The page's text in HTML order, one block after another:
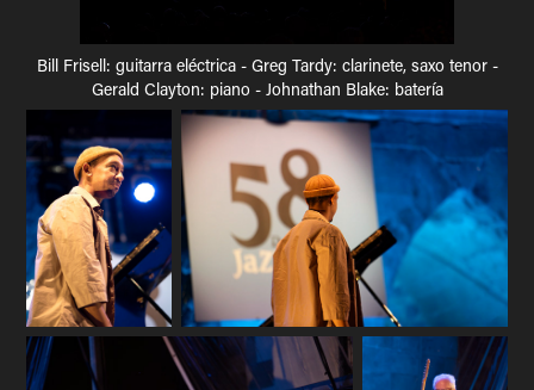
Bill Frisell: guitarra eléctrica - Greg Tardy: clarinete, saxo tenor -
Gerald Clayton: piano - Johnathan Blake: batería